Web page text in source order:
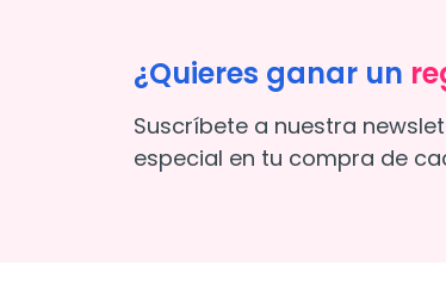
¿Quieres ganar un
Suscríbete a nuestra
especial en tu compra de